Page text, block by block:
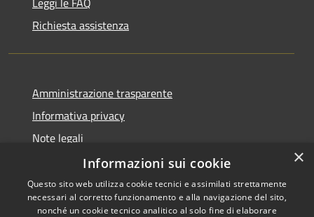
Richiesta assistenza
Amministrazione trasparente
Informativa privacy
Note legali
Dichiarazione di accessibilità
×
Informazioni sui cookie
Questo sito web utilizza cookie tecnici e assimilati strettamente
necessari al corretto funzionamento e alla navigazione del sito,
nonché un cookie tecnico analitico al solo fine di elaborare